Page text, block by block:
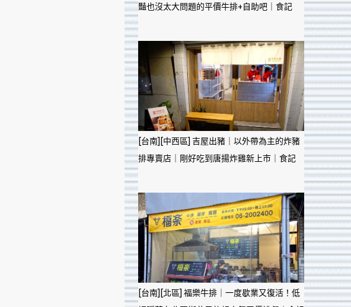
豔也沒太大問題的平價牛排+自助吧｜食記
[台南][中西區] 吉屋出豬｜以外帶為主的炸豬
排專賣店｜剛好吃到唐揚炸雞新上市｜食記
[台南][北區] 福樂牛排｜一度歇業又復活！低